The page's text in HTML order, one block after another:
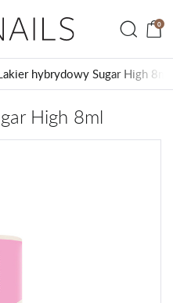
0
hybrydowy Sugar High 8ml
High 8ml